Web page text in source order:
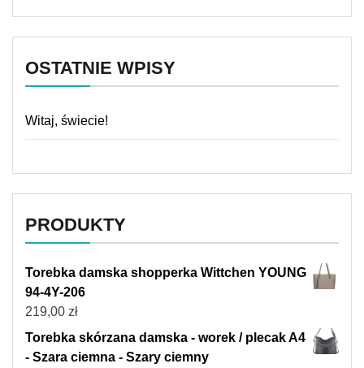
OSTATNIE WPISY
Witaj, świecie!
PRODUKTY
Torebka damska shopperka Wittchen YOUNG
94-4Y-206
219,00 zł
Torebka skórzana damska - worek / plecak A4
- Szara ciemna - Szary ciemny